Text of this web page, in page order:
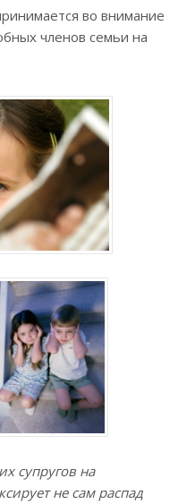
во внимание
членов семьи на
супругов на
не сам распад